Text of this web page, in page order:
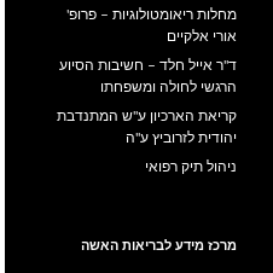
מחלות ריאומטולוגיות – פרופ'
אורי אלקיים
ד"ר אייל חלד – חשיבות הסיוע
הרגשי לחולה ומשפחתו
קריאת הארכיון ע"ש המתנדבת
יהודית לזרוביץ ע"ה
ניהול תיק רפואי
מרכז מידע לבריאות האשה